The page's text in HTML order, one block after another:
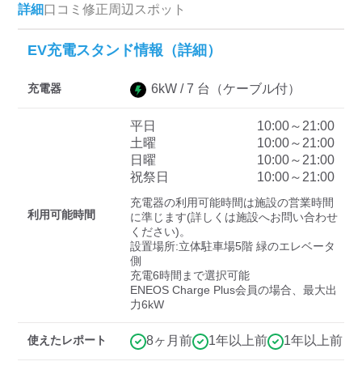
認証システム
三菱ディーラーを表示
日産ディーラーを表示
示
中速-20kW-以上 急速-44kW-以上
車種
詳細口コミ 修正周辺スポット
EV充電スタンド情報（詳細）
充電器 6kW /7 台 （ケーブル付）
利用可能時間
平日
10:00～21:00
土曜
10:00～21:00
日曜
10:00～21:00
祝祭日
10:00～21:00
充電器の利用可能時間は施設の営業時間
に準じます(詳しくは施設へお問い合わせ
ください)。
設置場所:立体駐車場5階 緑のエレベータ
側
充電6時間まで選択可能
ENEOS Charge Plus会員の場合、最大出
使えたレポート 8ヶ月前 1年以上前 1年以上前